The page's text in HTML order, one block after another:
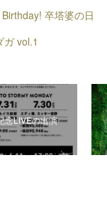
卒塔婆の日
vol.1
念LIVEの出演